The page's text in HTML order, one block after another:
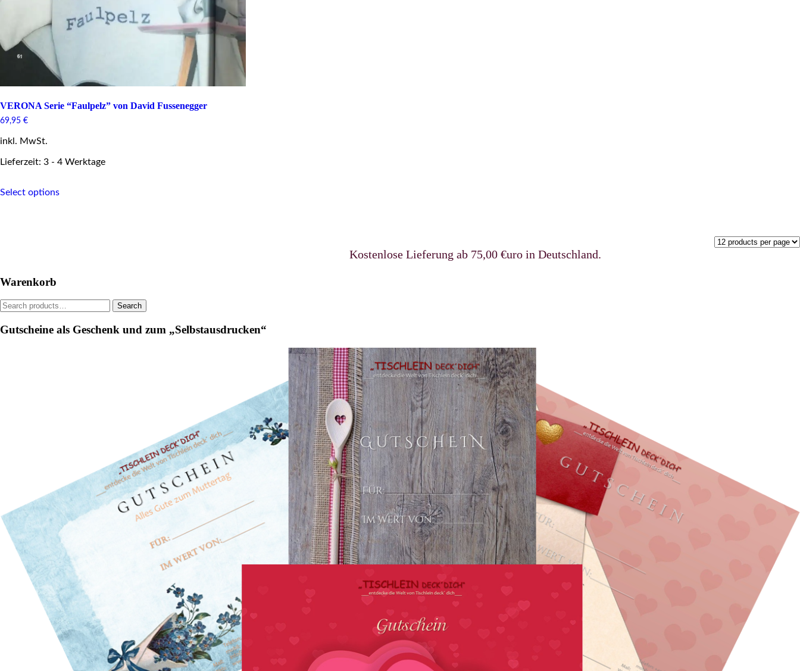
VERONA Serie “Faulpelz” von David Fussenegger
69,95 €
inkl. MwSt.
Lieferzeit: 3 - 4 Werktage
Select optionsproduct
the
page
Kostenlose Lieferung ab 75,00 €uro in Deutschland.
Warenkorb
Search
Search
Gutscheine als Geschenk und zum „Selbstausdrucken“